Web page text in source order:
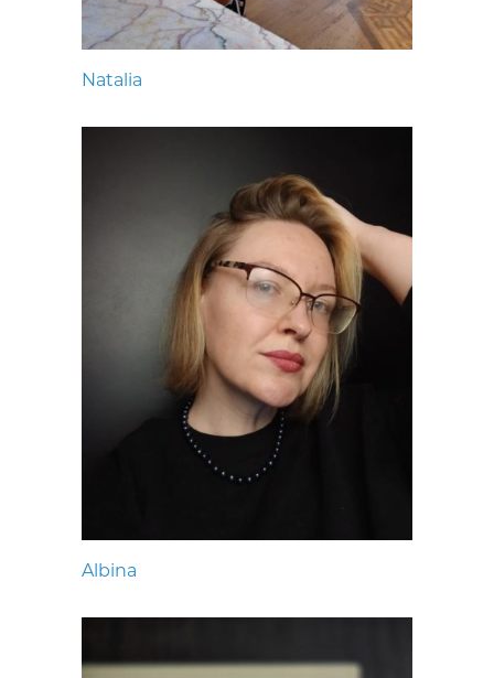
Natalia
Albina